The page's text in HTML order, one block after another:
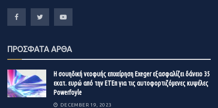
πλατφόρμες (όπως
επενδυτές/ μέτοχοι που πίστεψαν στο όραμά της και
στο δύσκολο έργο της.“Ήταν ένα ταξίδι πολύ απαιτητικό
σε γνώση και δέσμευση, και μία ομαδική δουλειά με τον
συντονισμό όλων των εμπλεκόμενων στην άλλη άκρη του
Ατλαντικού δικηγόρων, λογιστών, auditors, transfer
ΠΡΟΣΦΑΤΑ ΑΡΘΑ
Η σουηδική νεοφυής επιχείρηση Exeger εξασφαλίζει δάνειο 35
εκατ. ευρώ από την ΕΤΕπ για τις αυτοφορτιζόμενες κυψέλες
Powerfoyle
DECEMBER 19, 2023